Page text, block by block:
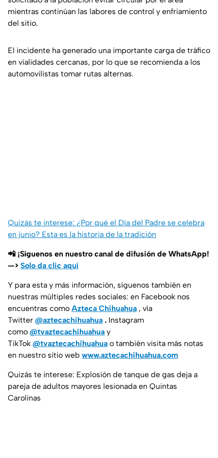
mientras continúan las labores de control y enfriamiento
del sitio.
El incidente ha generado una importante carga de tráfico
en vialidades cercanas, por lo que se recomienda a los
automovilistas tomar rutas alternas.
Quizás te interese: ¿Por qué el Día del Padre se celebra
en junio? Esta es la historia de la tradición
📲 ¡Síguenos en nuestro canal de difusión de WhatsApp!
—> Solo da clic aquí
Y para esta y más información, síguenos también en
nuestras múltiples redes sociales: en Facebook nos
encuentras como Azteca Chihuahua , vía
Twitter @aztecachihuahua . Instagram
como @tvaztecachihuahua y
TikTok @tvaztecachihuahua o también visita más notas
en nuestro sitio web www.aztecachihuahua.com
Quizás te interese: Explosión de tanque de gas deja a
pareja de adultos mayores lesionada en Quintas
Carolinas